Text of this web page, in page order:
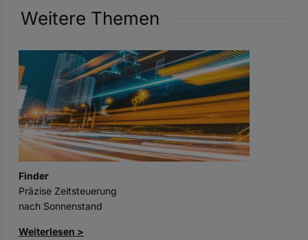
Weitere Themen
Finder
Präzise Zeitsteuerung
nach Sonnenstand
Weiterlesen >